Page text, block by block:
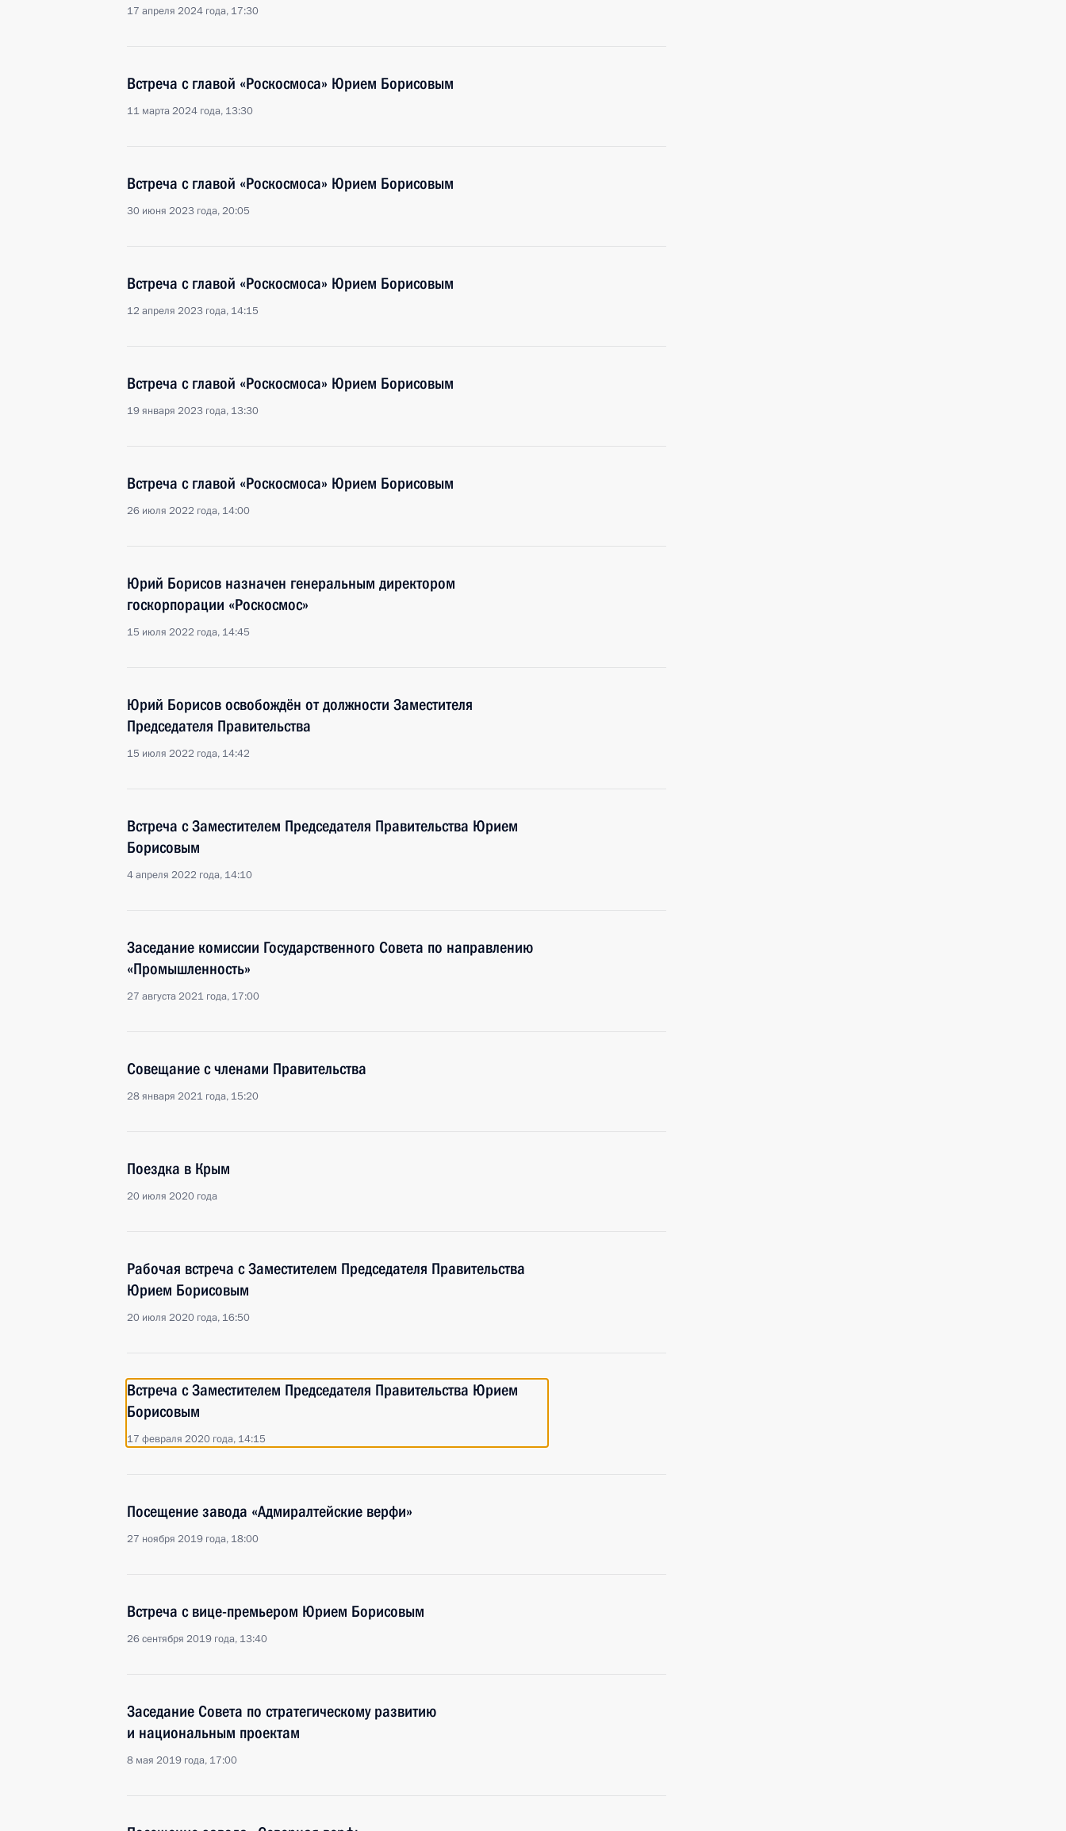
17 апреля 2024 года, 17:30
Встреча с главой «Роскосмоса» Юрием Борисовым
11 марта 2024 года, 13:30
Встреча с главой «Роскосмоса» Юрием Борисовым
30 июня 2023 года, 20:05
Встреча с главой «Роскосмоса» Юрием Борисовым
12 апреля 2023 года, 14:15
Встреча с главой «Роскосмоса» Юрием Борисовым
19 января 2023 года, 13:30
Встреча с главой «Роскосмоса» Юрием Борисовым
26 июля 2022 года, 14:00
Юрий Борисов назначен генеральным директором
госкорпорации «Роскосмос»
15 июля 2022 года, 14:45
Юрий Борисов освобождён от должности Заместителя
Председателя Правительства
15 июля 2022 года, 14:42
Встреча с Заместителем Председателя Правительства Юрием
Борисовым
4 апреля 2022 года, 14:10
Заседание комиссии Государственного Совета по направлению
«Промышленность»
27 августа 2021 года, 17:00
Совещание с членами Правительства
28 января 2021 года, 15:20
Поездка в Крым
20 июля 2020 года
Рабочая встреча с Заместителем Председателя Правительства
Юрием Борисовым
20 июля 2020 года, 16:50
Встреча с Заместителем Председателя Правительства Юрием
Борисовым
17 февраля 2020 года, 14:15
Посещение завода «Адмиралтейские верфи»
27 ноября 2019 года, 18:00
Встреча с вице-премьером Юрием Борисовым
26 сентября 2019 года, 13:40
Заседание Совета по стратегическому развитию
и национальным проектам
8 мая 2019 года, 17:00